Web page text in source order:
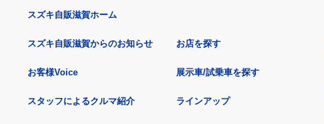
スズキ自販滋賀ホーム
スズキ自販滋賀からのお知らせ
お客様Voice
スタッフによるクルマ紹介
お店を探す
展示車/試乗車を探す
ラインアップ